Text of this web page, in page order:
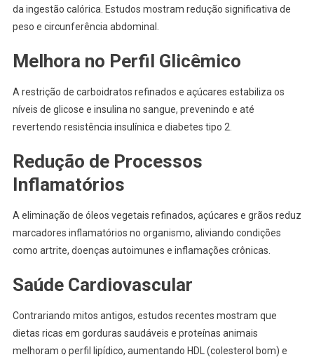
da ingestão calórica. Estudos mostram redução significativa de
peso e circunferência abdominal.
Melhora no Perfil Glicêmico
A restrição de carboidratos refinados e açúcares estabiliza os
níveis de glicose e insulina no sangue, prevenindo e até
revertendo resistência insulínica e diabetes tipo 2.
Redução de Processos
Inflamatórios
A eliminação de óleos vegetais refinados, açúcares e grãos reduz
marcadores inflamatórios no organismo, aliviando condições
como artrite, doenças autoimunes e inflamações crônicas.
Saúde Cardiovascular
Contrariando mitos antigos, estudos recentes mostram que
dietas ricas em gorduras saudáveis e proteínas animais
melhoram o perfil lipídico, aumentando HDL (colesterol bom) e